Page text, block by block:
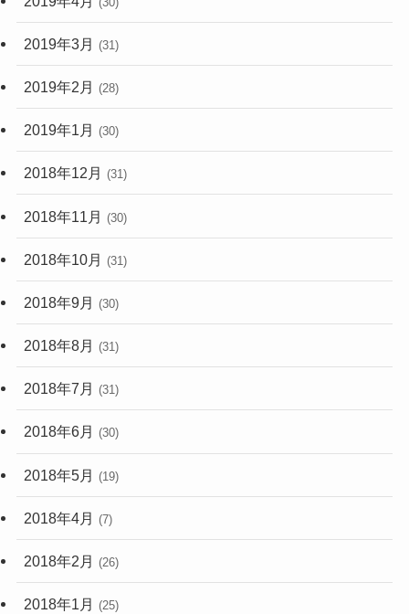
2019年3月 (31)
2019年2月 (28)
2019年1月 (30)
2018年12月 (31)
2018年11月 (30)
2018年10月 (31)
2018年9月 (30)
2018年8月 (31)
2018年7月 (31)
2018年6月 (30)
2018年5月 (19)
2018年4月 (7)
2018年2月 (26)
2018年1月 (25)